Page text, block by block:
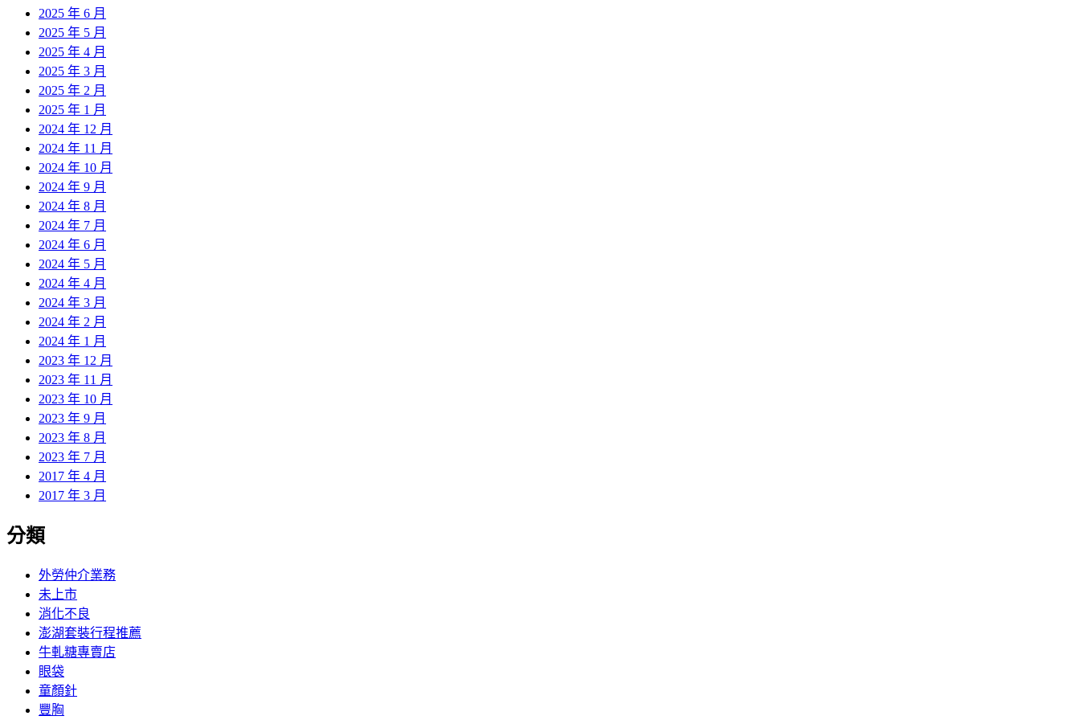
2025 年 6 月
2025 年 5 月
2025 年 4 月
2025 年 3 月
2025 年 2 月
2025 年 1 月
2024 年 12 月
2024 年 11 月
2024 年 10 月
2024 年 9 月
2024 年 8 月
2024 年 7 月
2024 年 6 月
2024 年 5 月
2024 年 4 月
2024 年 3 月
2024 年 2 月
2024 年 1 月
2023 年 12 月
2023 年 11 月
2023 年 10 月
2023 年 9 月
2023 年 8 月
2023 年 7 月
2017 年 4 月
2017 年 3 月
分類
外勞仲介業務
未上市
消化不良
澎湖套裝行程推薦
牛軋糖專賣店
眼袋
童顏針
豐胸